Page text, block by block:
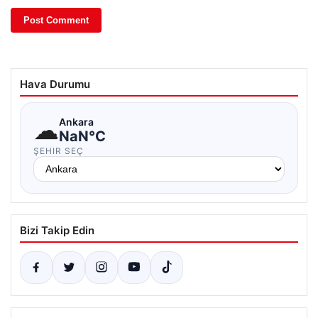
Hava Durumu
☁Ankara
NaN°C
ŞEHIR SEÇ
Bizi Takip Edin